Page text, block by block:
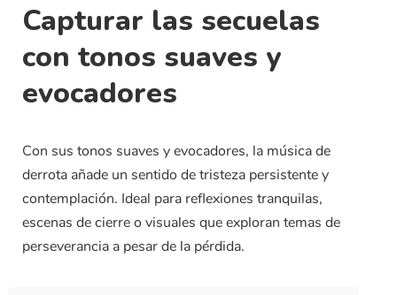
Capturar las secuelas
con tonos suaves y
evocadores
Con sus tonos suaves y evocadores, la música de
derrota añade un sentido de tristeza persistente y
contemplación. Ideal para reflexiones tranquilas,
escenas de cierre o visuales que exploran temas de
perseverancia a pesar de la pérdida.